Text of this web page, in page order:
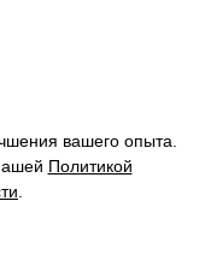
вашего опыта.
Политикой